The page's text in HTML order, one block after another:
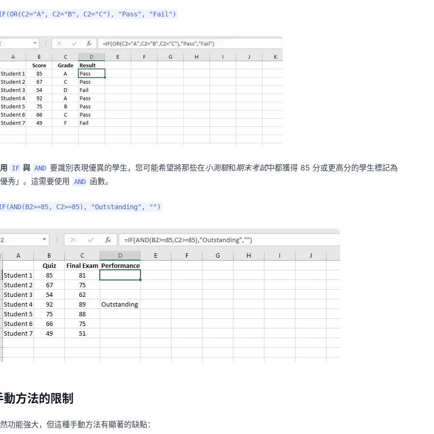
C2="B", C2="C"), "Pass", "Fail")
IF 與 AND 要識別表現優異的學生，您可能希望將那些在小測驗和期末考試中都獲得 85 分或更高分的學生標記為
秀」。這需要使用
AND 函數。
C2>=85), "Outstanding", "")
動方法的限制
功能強大，但這種手動方法有顯著的缺點：